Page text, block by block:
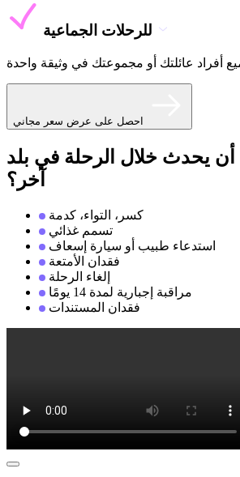
للرحلات الجماعية
أفراد عائلتك أو مجموعتك في وثيقة واحدة
احصل على عرض سعر مجاني
أن يحدث خلال الرحلة في بلد
آخر؟
كسر، التواء، كدمة
تسمم غذائي
استدعاء طبيب أو سيارة إسعاف
فقدان الأمتعة
إلغاء الرحلة
مراقبة إجبارية لمدة 14 يومًا
فقدان المستندات